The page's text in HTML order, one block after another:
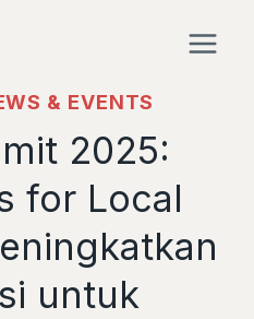
& EVENTS
2025:
for Local
untuk